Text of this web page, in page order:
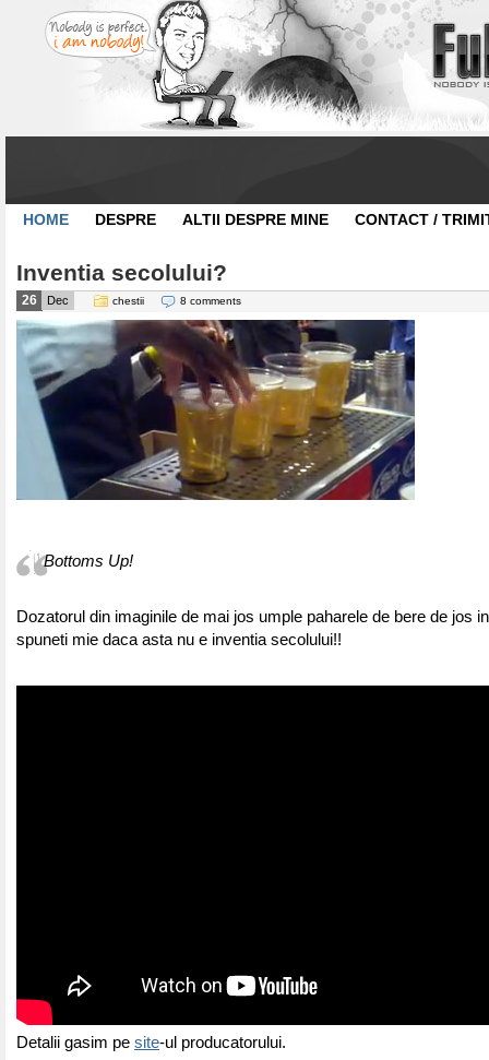
HOME DESPRE ALTII DESPRE MINE CONTACT /
Inventia secolului?
26 Dec chestii 8 comments
Bottoms Up!
Dozatorul din imaginile de mai jos umple paharele de bere de jos
spuneti mie daca asta nu e inventia secolului!!
Detalii gasim pe site-ul producatorului.